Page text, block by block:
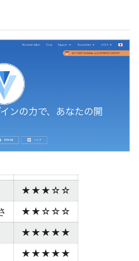
★★★☆☆
★★☆☆☆
★★★★★
★★★★★